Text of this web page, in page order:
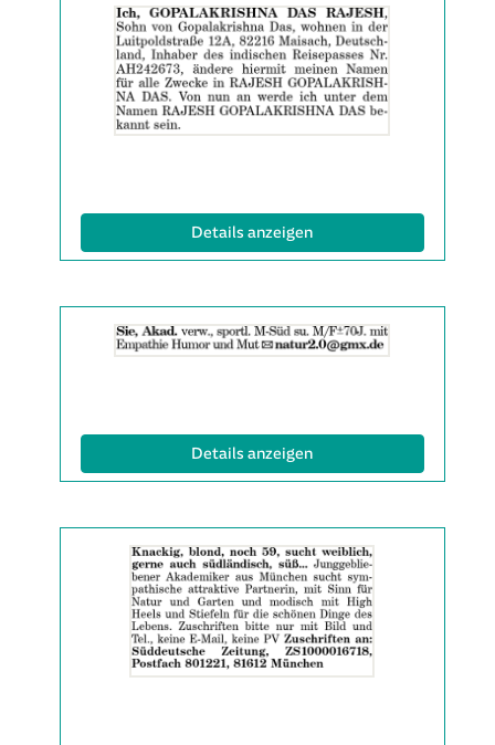
der
Anzeige
2061991
anzeigen
|
Info:
Details anzeigen(ID: 2061991)
der
Anzeige
|
Info:
Details anzeigen(ID: 2061992)
der
Anzeige
2061993
anzeigen
|
Info: